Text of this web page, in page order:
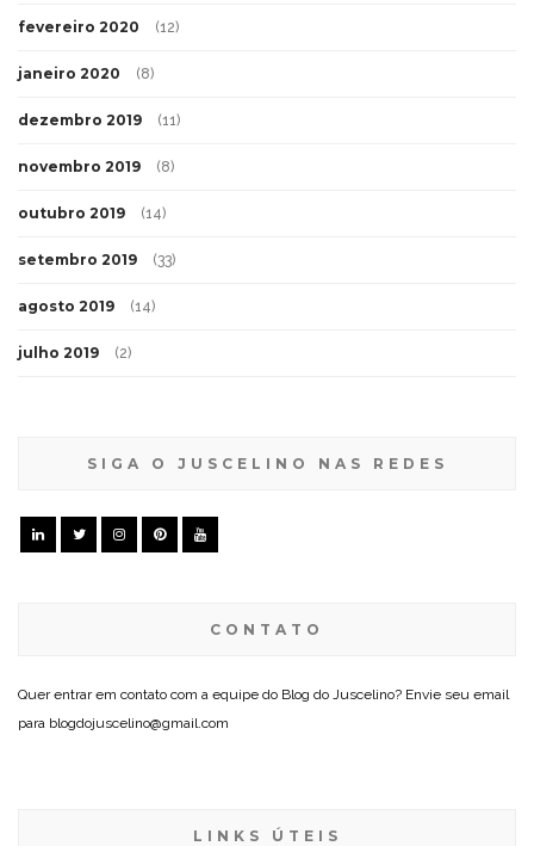
fevereiro 2020 (12)
janeiro 2020 (8)
dezembro 2019 (11)
novembro 2019 (8)
outubro 2019 (14)
setembro 2019 (33)
agosto 2019 (14)
julho 2019 (2)
SIGA O JUSCELINO NAS REDES
CONTATO
Quer entrar em contato com a equipe do Blog do Juscelino? Envie seu email
para blogdojuscelino@gmail.com
LINKS ÚTEIS